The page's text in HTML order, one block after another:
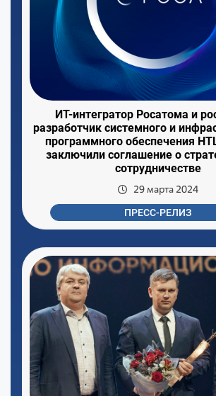
ИТ-интегратор Росатома и
разработчик системного и
программного обеспечения
заключили соглашение о
сотрудничестве
29 марта 2024
ПРЕСС-РЕЛИЗ